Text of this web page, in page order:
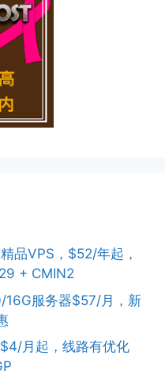
品VPS，$52/年起，
+ CMIN2
服务器$57/月，新
月起，线路有优化